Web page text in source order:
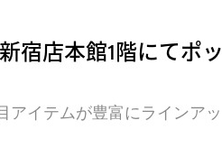
宿店本館1階にてポッ
アイテムが豊富にラインアッ